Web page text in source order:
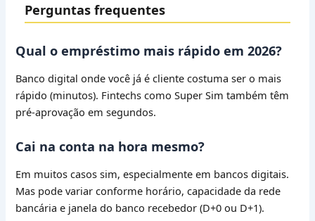
Perguntas frequentes
Qual o empréstimo mais rápido em 2026?
Banco digital onde você já é cliente costuma ser o mais
rápido (minutos). Fintechs como Super Sim também têm
pré-aprovação em segundos.
Cai na conta na hora mesmo?
Em muitos casos sim, especialmente em bancos digitais.
Mas pode variar conforme horário, capacidade da rede
bancária e janela do banco recebedor (D+0 ou D+1).